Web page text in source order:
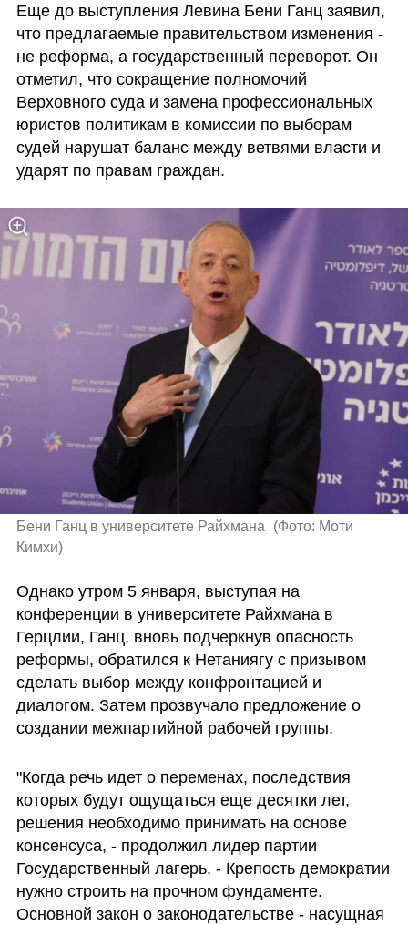
Еще до выступления Левина Бени Ганц заявил,
что предлагаемые правительством изменения -
не реформа, а государственный переворот. Он
отметил, что сокращение полномочий
Верховного суда и замена профессиональных
юристов политикам в комиссии по выборам
судей нарушат баланс между ветвями власти и
ударят по правам граждан.
Бени Ганц в университете Райхмана (Фото: Моти
Кимхи)
Однако утром 5 января, выступая на
конференции в университете Райхмана в
Герцлии, Ганц, вновь подчеркнув опасность
реформы, обратился к Нетаниягу с призывом
сделать выбор между конфронтацией и
диалогом. Затем прозвучало предложение о
создании межпартийной рабочей группы.
"Когда речь идет о переменах, последствия
которых будут ощущаться еще десятки лет,
решения необходимо принимать на основе
консенсуса, - продолжил лидер партии
Государственный лагерь. - Крепость демократии
нужно строить на прочном фундаменте.
Основной закон о законодательстве - насущная